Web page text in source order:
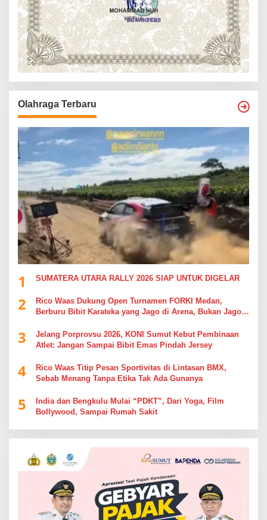
Olahraga Terbaru
1 SUMATERA UTARA RALLY 2026 SIAP UNTUK DIGELAR
2
Rico Waas Dukung Open Turnamen FORKI Medan,
Berburu Bibit Karateka yang Jago di Arena, Bukan Jago
3
Jelang Porprovsu 2026, KONI Sumut Kebut Pembinaan
Atlet: Jangan Sampai Bibit Emas Pindah Jersey
4
Rico Waas Titip Pesan Sportivitas di Lintasan BMX,
Sebab Menang Tanpa Etika Tak Ada Gunanya
5
India dan Bengkulu Mulai “PDKT”, Dari Yoga, Film
Bollywood, Sampai Rumah Sakit